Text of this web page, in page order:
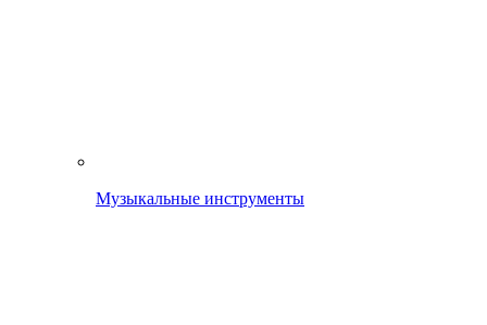
Музыкальные инструменты